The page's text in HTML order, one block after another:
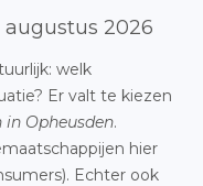
2026
welk
Er valt te kiezen
Opheusden.
hier
Echter ook